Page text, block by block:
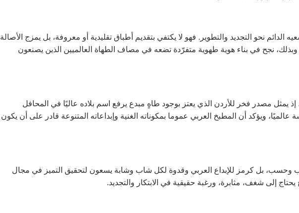
نحو التجديد والتطوير. فهو لا يكتفي بتقديم أطباق تقليدية أو معروفة، بل يمزج الأصالة
وبذلك، نجح في بناء هوية طهوية متفرّدة تضعه في مصاف الطهاة العالميين الذين يصنعون
إذ يمثل مصدر فخر للأردن الذي يعتز بوجود طاهٍ مبدع يرفع اسم بلاده عاليًا في المحافل
عالميًا، ويؤكد أن المطبخ العربي عموما بمكوناته الغنية وإبداعاته المتنوعة قادر على أن يكون
وحسب، بل كرمز للإبداع العربي وقدوة لكل شاب وشابة يسعون لتحقيق التميز في مجال
إلى شغف، مثابرة، ورغبة حقيقية في الابتكار والتجديد.